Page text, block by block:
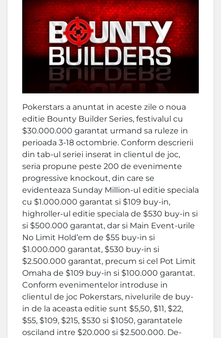
Pokerstars a anuntat in aceste zile o noua
editie Bounty Builder Series, festivalul cu
$30.000.000 garantat urmand sa ruleze in
perioada 3-18 octombrie. Conform descrierii
din tab-ul seriei inserat in clientul de joc,
seria propune peste 200 de evenimente
progressive knockout, din care se
evidenteaza Sunday Million-ul editie speciala
cu $1.000.000 garantat si $109 buy-in,
highroller-ul editie speciala de $530 buy-in si
si $500.000 garantat, dar si Main Event-urile
No Limit Hold’em de $55 buy-in si
$1.000.000 garantat, $530 buy-in si
$2.500.000 garantat, precum si cel Pot Limit
Omaha de $109 buy-in si $100.000 garantat.
Conform evenimentelor introduse in
clientul de joc Pokerstars, nivelurile de buy-
in de la aceasta editie sunt $5,50, $11, $22,
$55, $109, $215, $530 si $1050, garantatele
osciland intre $20.000 si $2.500.000. De-